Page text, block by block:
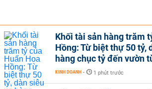
Khối tài sản hàng trăm
Hồng: Từ biệt thự 50 tỷ,
hàng chục tỷ đến vườn
KINH DOANH - 1 phút trước